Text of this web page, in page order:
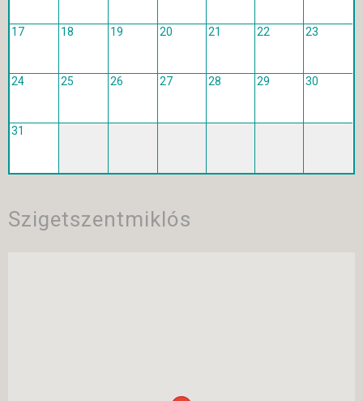
17 18 19 20 21 22 23
24 25 26 27 28 29 30
31
Szigetszentmiklós